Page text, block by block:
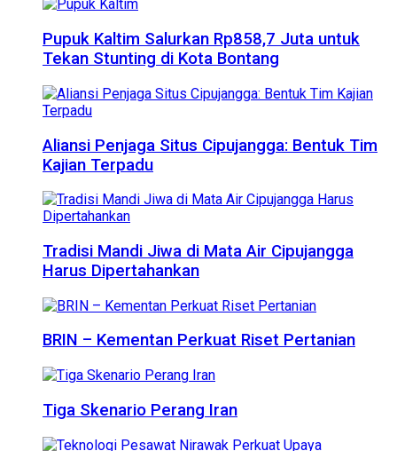
Pupuk Kaltim Salurkan Rp858,7 Juta untuk
Tekan Stunting di Kota Bontang
Aliansi Penjaga Situs Cipujangga: Bentuk Tim
Kajian Terpadu
Tradisi Mandi Jiwa di Mata Air Cipujangga
Harus Dipertahankan
BRIN – Kementan Perkuat Riset Pertanian
Tiga Skenario Perang Iran